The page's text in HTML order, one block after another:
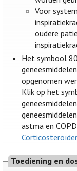
Voor
oudere
Het symbool
opgenomen
Klik op het
astma en
Toediening en